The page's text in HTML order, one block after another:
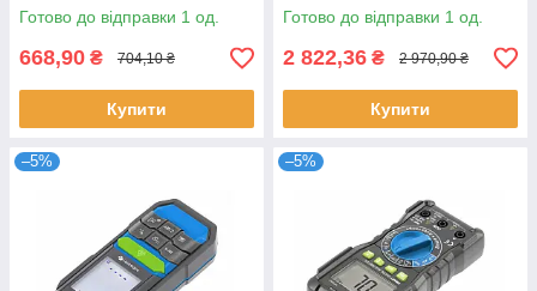
Готово до відправки 1 од.
668,90 ₴ 704,10 ₴
Купити
Готово до відправки 1 од.
2 822,36 ₴ 2 970,90 ₴
Купити
–5% –5%